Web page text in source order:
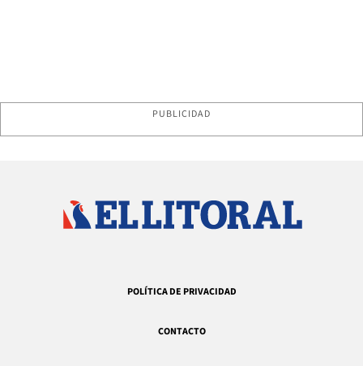
PUBLICIDAD
POLÍTICA DE PRIVACIDAD
CONTACTO